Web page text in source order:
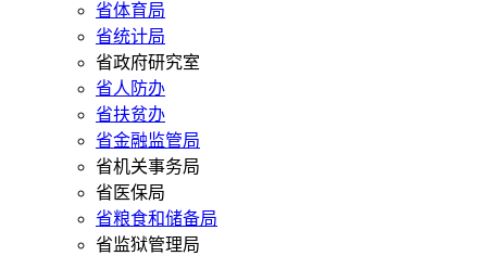
省体育局
省统计局
省政府研究室
省人防办
省扶贫办
省金融监管局
省机关事务局
省医保局
省粮食和储备局
省监狱管理局